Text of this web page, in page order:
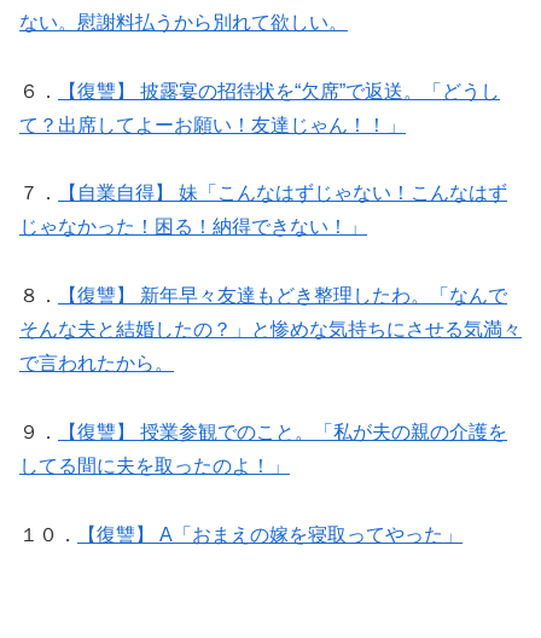
ない。慰謝料払うから別れて欲しい。
６．
【復讐】 披露宴の招待状を“欠席”で返送。「どうし
て？出席してよーお願い！友達じゃん！！」
７．
【自業自得】 妹「こんなはずじゃない！こんなはず
じゃなかった！困る！納得できない！」
８．
【復讐】 新年早々友達もどき整理したわ。「なんで
そんな夫と結婚したの？」と惨めな気持ちにさせる気満々
で言われたから。
９．
【復讐】 授業参観でのこと。「私が夫の親の介護を
してる間に夫を取ったのよ！」
１０． 【復讐】 A「おまえの嫁を寝取ってやった」